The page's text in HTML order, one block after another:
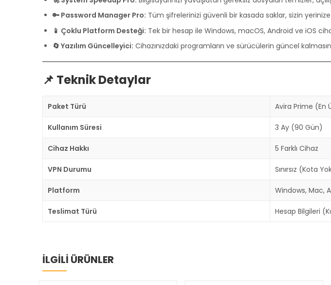
🔑 Password Manager Pro: Tüm şifrelerinizi güvenli bir kasada saklar, sizin
📱 Çoklu Platform Desteği: Tek bir hesap ile Windows, macOS, Android ve iOS
🔄 Yazılım Güncelleyici: Cihazınızdaki programların ve sürücülerin güncel
📌 Teknik Detaylar
Paket Türü Avira Prime (En
Kullanım Süresi 3 Ay (90 Gün)
Cihaz Hakkı 5 Farklı Cihaz
VPN Durumu Sınırsız (Kota
Platform Windows, Mac,
Teslimat Türü Hesap Bilgileri
İLGİLİ ÜRÜNLER